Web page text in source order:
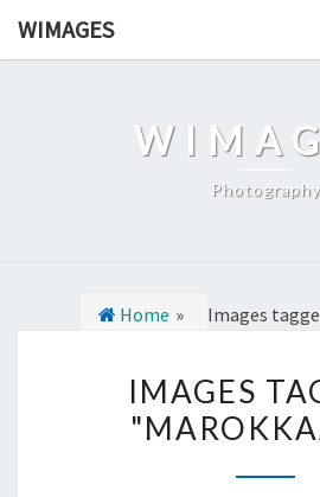
GaWIMAGES
Photography
Home » Images
M
A
IMAGES